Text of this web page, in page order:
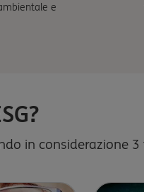
e
in considerazione